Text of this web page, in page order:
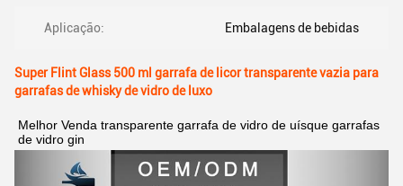
Aplicação: Embalagens de bebidas
Super Flint Glass 500 ml garrafa de licor transparente vazia para
garrafas de whisky de vidro de luxo
Melhor Venda transparente garrafa de vidro de uísque garrafas
de vidro gin